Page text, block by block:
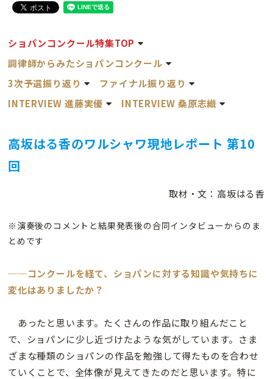
ショパンコンクール特集TOP
調律師からみたショパンコンクール
3次予選振り返り
ファイナル振り返り
INTERVIEW 進藤実優
INTERVIEW 桑原志織
高坂はる香のワルシャワ現地レポート 第10
回
取材・文：高坂はる香
※演奏後のコメントと結果発表後の合同インタビューからのま
とめです
──コンクールを経て、ショパンに対する知識や気持ちに
変化はありましたか？
あったと思います。たくさんの作品に取り組んだこと
で、ショパンに少し近づけたような気がしています。さま
ざまな種類のショパンの作品を勉強して得たものを合わせ
ていくことで、全体像が見えてきたのだと思います。特に